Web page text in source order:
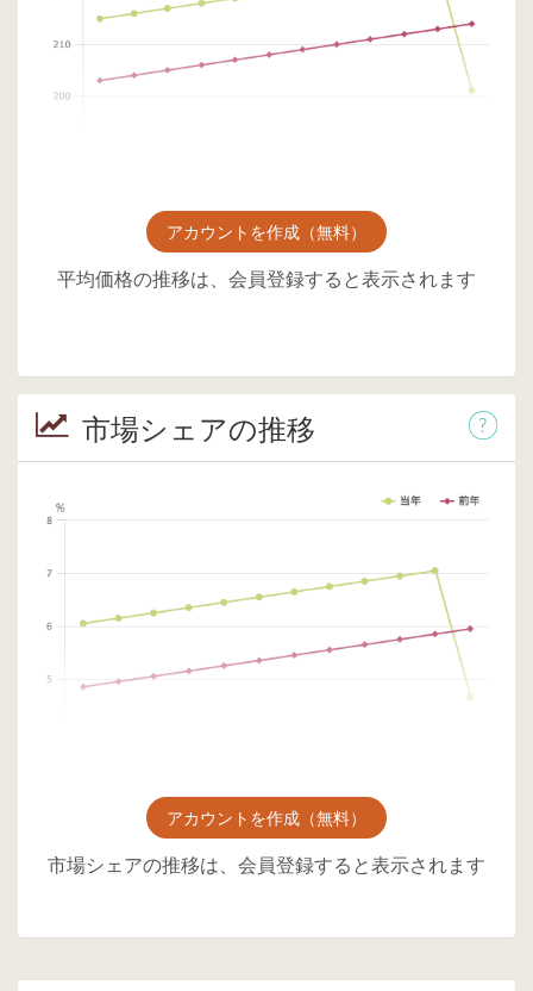
アカウントを作成（無料）
平均価格の推移は、会員登録すると表示されます
市場シェアの推移
アカウントを作成（無料）
市場シェアの推移は、会員登録すると表示されます